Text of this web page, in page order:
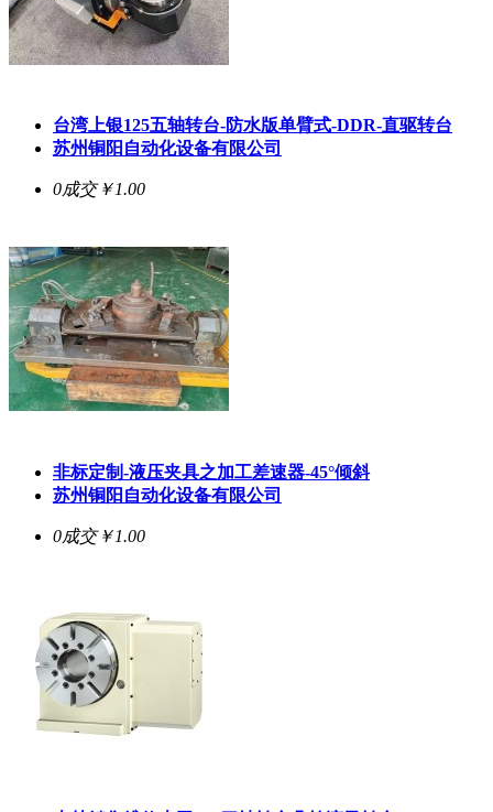
台湾上银125五轴转台-防水版单臂式-DDR-直驱转台
苏州铜阳自动化设备有限公司
0成交￥1.00
非标定制-液压夹具之加工差速器-45°倾斜
苏州铜阳自动化设备有限公司
0成交￥1.00